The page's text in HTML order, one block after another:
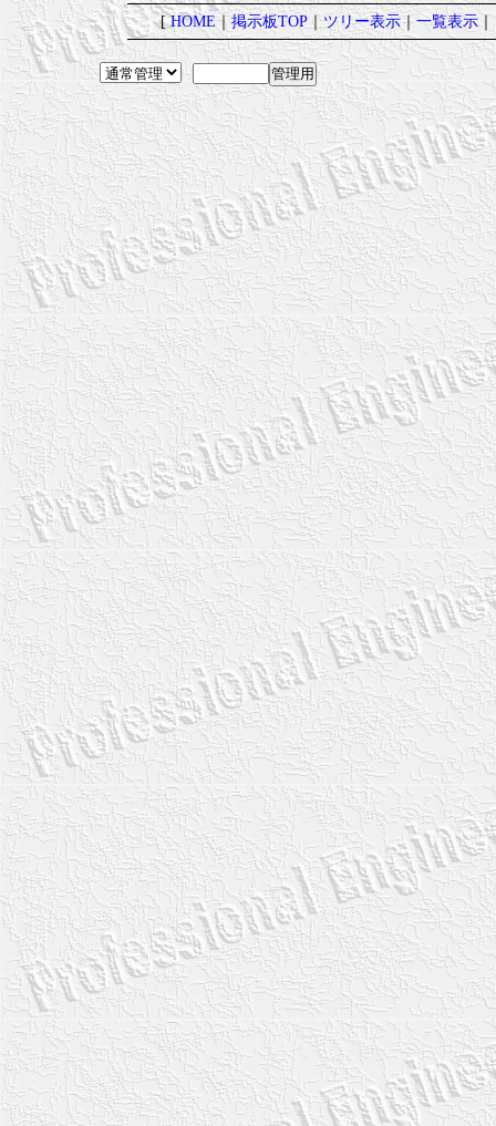
[HOME｜掲示板TOP｜ツリー表示｜一覧表示｜